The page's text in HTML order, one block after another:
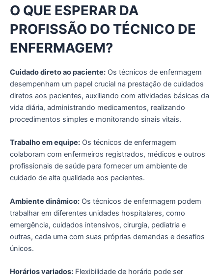
O QUE ESPERAR DA
PROFISSÃO DO TÉCNICO DE
ENFERMAGEM?
Cuidado direto ao paciente: Os técnicos de enfermagem
desempenham um papel crucial na prestação de cuidados
diretos aos pacientes, auxiliando com atividades básicas da
vida diária, administrando medicamentos, realizando
procedimentos simples e monitorando sinais vitais.
Trabalho em equipe: Os técnicos de enfermagem
colaboram com enfermeiros registrados, médicos e outros
profissionais de saúde para fornecer um ambiente de
cuidado de alta qualidade aos pacientes.
Ambiente dinâmico: Os técnicos de enfermagem podem
trabalhar em diferentes unidades hospitalares, como
emergência, cuidados intensivos, cirurgia, pediatria e
outras, cada uma com suas próprias demandas e desafios
únicos.
Horários variados: Flexibilidade de horário pode ser